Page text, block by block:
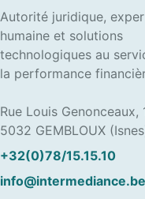
Autorité juridique,
humaine et solutions
technologiques au
la performance
Rue Louis Genonceaux,
5032 GEMBLOUX
+32(0)78/15.15.10
info@intermediance.be